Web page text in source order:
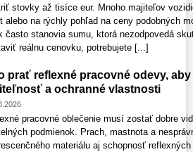
stovky až tisíce eur. Mnoho majiteľov
alebo na rýchly pohľad na ceny podobných
často stanovia sumu, ktorá nezodpovedá
reálnu cenovku, potrebujete [...]
prať reflexné pracovné odevy,
a ochranné vlastnosti
pracovné oblečenie musí zostať dobre
podmienok. Prach, mastnota a
materiálu aj schopnosť